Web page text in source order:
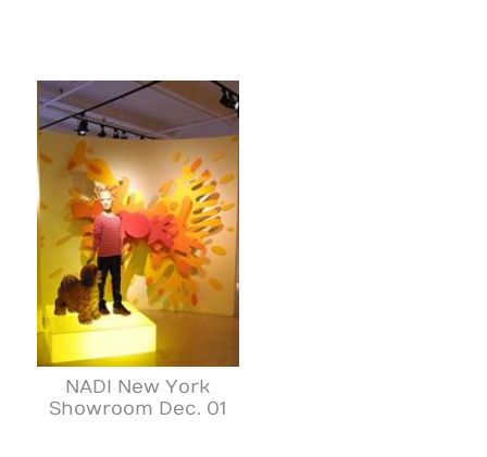
NADI New York
Showroom Dec. 01